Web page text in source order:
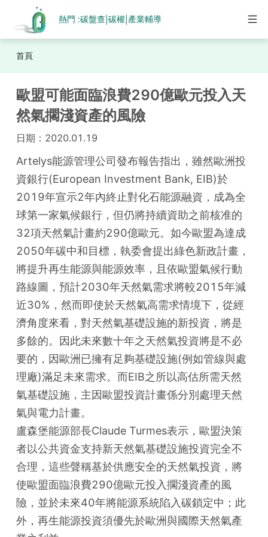
熱門 :碳盤查 碳權| 產業輔導
首頁
歐盟可能面臨浪費290億歐元投入天
然氣擱淺資產的風險
日期： 2020.01.19
Artelys能源管理公司發布報告指出，雖然歐洲投
資銀行(European Investment Bank, EIB)於
2019年宣示2年內終止對化石能源融資，成為全
球第一家氣候銀行，但仍將持續資助之前核准的
32項天然氣計畫約290億歐元。如今歐盟為達成
2050年碳中和目標，執委會提出綠色新政計畫，
將提升再生能源與能源效率，且依歐盟氣候行動
路線圖，預計2030年天然氣需求將較2015年減
近30%，然而即使於天然氣高需求情境下，從經
濟角度來看，對天然氣基礎設施的新投資，將是
多餘的。因此未來數十年之天然氣投資將是不必
要的，因歐洲已擁有足夠基礎設施(例如管線與處
理廠)滿足未來需求。而EIB之所以高估所需天然
氣基礎設施，主因歐盟投資計畫係分別處理天然
氣與電力計畫。
盧森堡能源部長Claude Turmes表示，歐盟決策
者以公共資金支持新天然氣基礎設施投資完全不
合理，這些聲稱基於供應安全的天然氣投資，將
使歐盟面臨浪費290億歐元投入擱淺資產的風
險，並於未來40年將能源系統陷入碳鎖定中；此
外，再生能源投資須優先於歐洲與國際天然氣產